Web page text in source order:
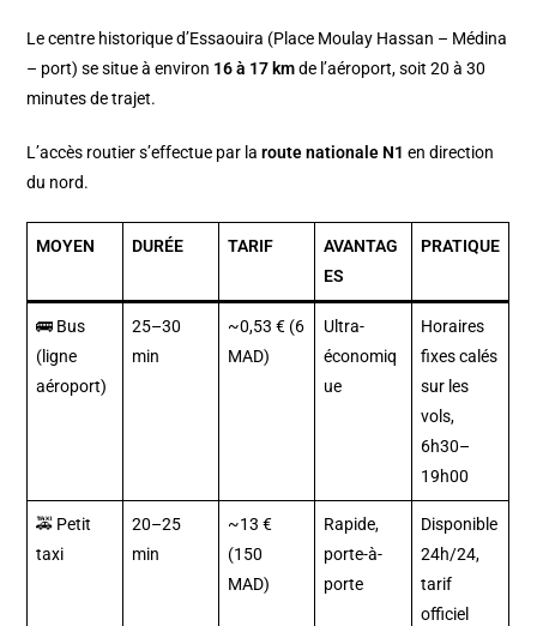
Le centre historique d’Essaouira (Place Moulay Hassan – Médina
– port) se situe à environ 16 à 17 kmde l’aéroport, soit 20 à 30
minutes de trajet.
L’accès routier s’effectue par laroute nationale N1 en direction
du nord.
MOYEN DURÉE TARIF
AVANTAG
ES
PRATIQUE
🚌 Bus
(ligne
aéroport)
25–30
min
~0,53 € (6
MAD)
Ultra-
économiq
ue
Horaires
fixes calés
sur les
vols,
6h30–
19h00
🚕 Petit
taxi
20–25
min
~13 €
(150
MAD)
Rapide,
porte-à-
porte
Disponible
24h/24,
tarif
officiel